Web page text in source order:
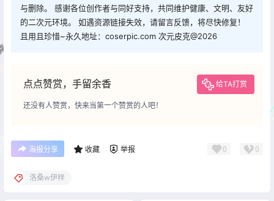
与删除。 感谢各位创作者与同好支持，共同维护健康、文明、友好
的二次元环境。 如遇资源链接失效，请留言反馈，将尽快修复！
且用且珍惜~永久地址：coserpic.com 次元皮克@2026
点点赞赏，手留余香 给TA打赏
还没有人赞赏，快来当第一个赞赏的人吧！
海报分享 收藏 举报 0 0
洛桑w伊梓